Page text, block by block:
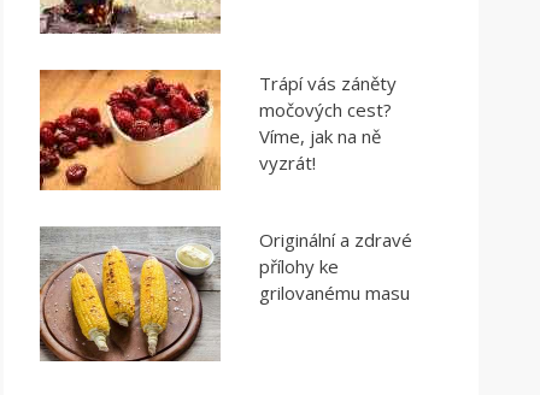
Trápí vás záněty
močových cest?
Víme, jak na ně
vyzrát!
Originální a zdravé
přílohy ke
grilovanému masu